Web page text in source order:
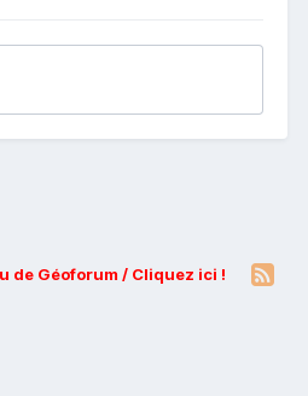
de Géoforum / Cliquez ici !